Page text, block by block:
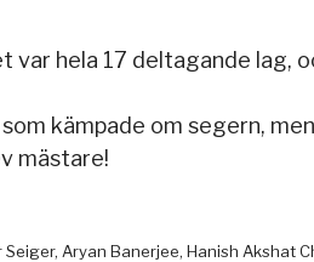
var hela 17 deltagande lag,
kämpade om segern,
mästare!
Seiger, Aryan Banerjee, Hanish Akshat